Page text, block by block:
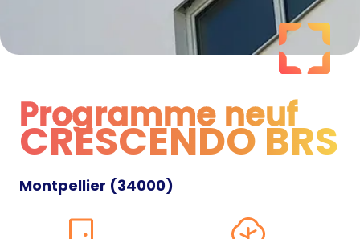
Programme neuf
Programme neuf
CRESCENDO BRS
Montpellier (34000)